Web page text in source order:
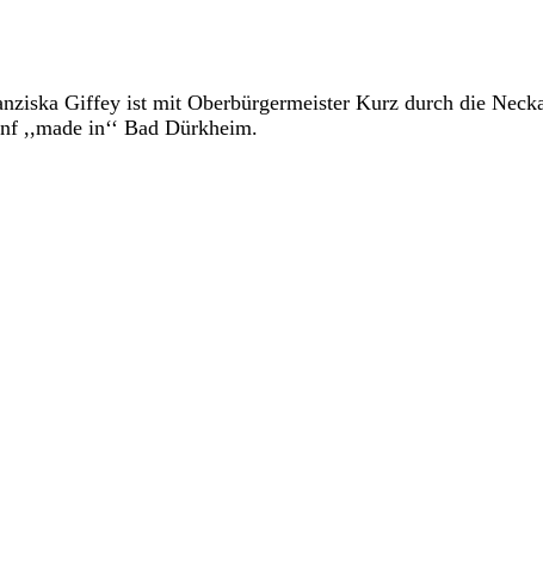
Giffey ist mit Oberbürgermeister Kurz durch die
,,made in‘‘ Bad Dürkheim.